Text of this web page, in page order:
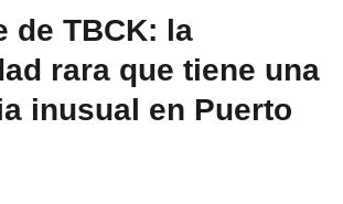
de TBCK: la
rara que tiene una
inusual en Puerto